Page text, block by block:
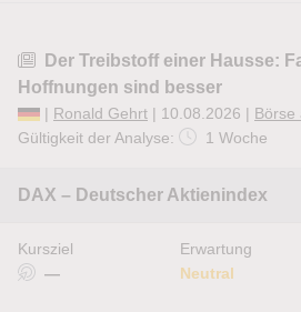
Der Treibstoff einer Hausse:
Hoffnungen sind besser
| Ronald Gehrt | 10.08.2026 | Börse
Gültigkeit der Analyse:
1 Woche
DAX – Deutscher Aktienindex
Kursziel
—
Erwartung
Neutral